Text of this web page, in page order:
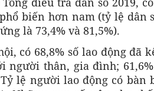
biến hơn nam (tỷ lệ dân
là 73,4% và 81,5%).
có 68,8% số lao động đã
người thân, gia đình;
lệ người lao động có bàn